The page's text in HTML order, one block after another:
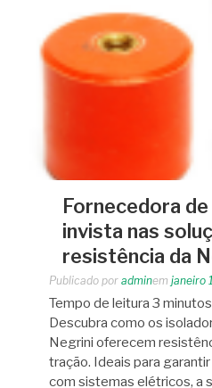
Fornecedora
invista nas
resistência da
Publicado por adminem janeiro
Tempo de leitura 3 minutos
Descubra como os
Negrini oferecem
tração. Ideais para
com sistemas elétricos, a